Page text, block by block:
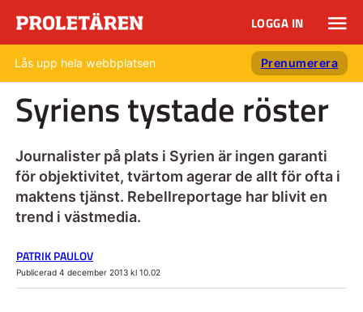
LOGGA IN
Lås upp hela webbplatsen Prenumerera
Syriens tystade röster
Journalister på plats i Syrien är ingen garanti
för objektivitet, tvärtom agerar de allt för ofta i
maktens tjänst. Rebellreportage har blivit en
trend i västmedia.
PATRIK PAULOV
Publicerad 4 december 2013 kl 10.02